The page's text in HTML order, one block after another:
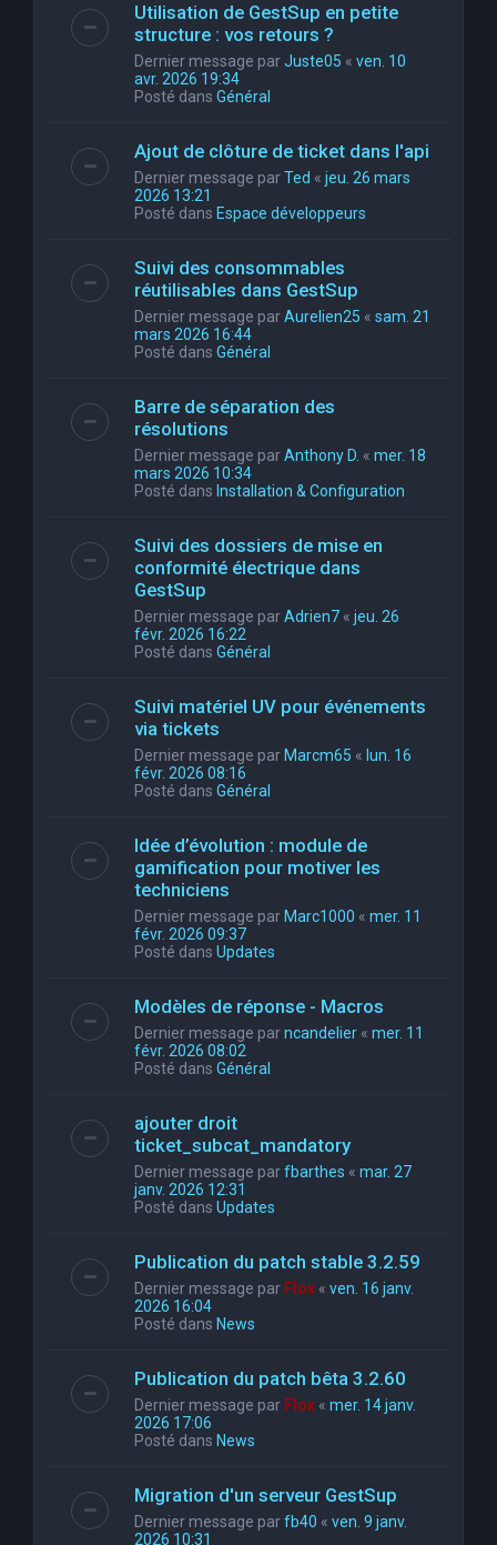
Utilisation de GestSup en petite
structure : vos retours ?
Dernier message parJuste05 « ven. 10
avr. 2026 19:34
Posté dans Général
Ajout de clôture de ticket dans l'api
Dernier message parTed « jeu. 26 mars
2026 13:21
Posté dans Espace développeurs
Suivi des consommables
réutilisables dans GestSup
Dernier message parAurelien25 « sam. 21
mars 2026 16:44
Posté dans Général
Barre de séparation des
résolutions
Dernier message parAnthony D. « mer. 18
mars 2026 10:34
Posté dans Installation & Configuration
Suivi des dossiers de mise en
conformité électrique dans
GestSup
Dernier message parAdrien7 « jeu. 26
févr. 2026 16:22
Posté dans Général
Suivi matériel UV pour événements
via tickets
Dernier message par Marcm65 « lun. 16
févr. 2026 08:16
Posté dans Général
Idée d’évolution : module de
gamification pour motiver les
techniciens
Dernier message par Marc1000 « mer. 11
févr. 2026 09:37
Posté dans Updates
Modèles de réponse - Macros
Dernier message parncandelier « mer. 11
févr. 2026 08:02
Posté dans Général
ajouter droit
ticket_subcat_mandatory
Dernier message parfbarthes « mar. 27
janv. 2026 12:31
Posté dans Updates
Publication du patch stable 3.2.59
Dernier message par Flox « ven. 16 janv.
2026 16:04
Posté dans News
Publication du patch bêta 3.2.60
Dernier message par Flox « mer. 14 janv.
2026 17:06
Posté dans News
Migration d'un serveur GestSup
Dernier message parfb40 « ven. 9 janv.
2026 10:31